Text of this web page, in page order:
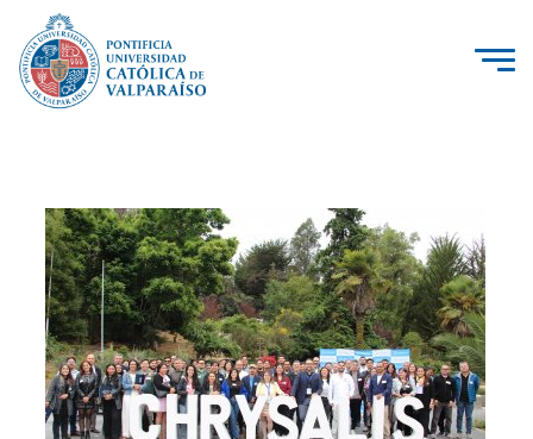
PUCV Internacional
Vinculación con el Medio
Admisión
Pregrado